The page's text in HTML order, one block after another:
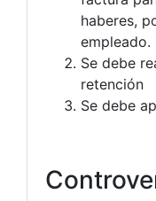
haberes,
empleado.
Se debe
retención
Se debe